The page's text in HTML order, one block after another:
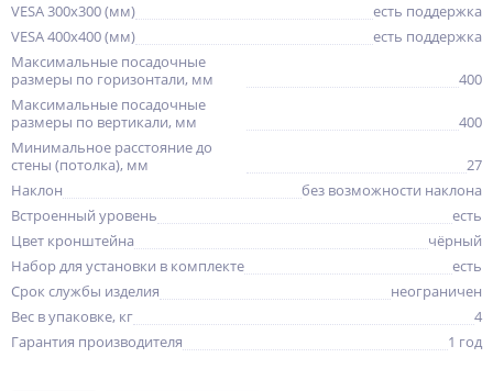
VESA 300x300 (мм)
есть поддержка
VESA 400x400 (мм)
есть поддержка
Максимальные посадочные
размеры по горизонтали, мм
400
Максимальные посадочные
размеры по вертикали, мм
400
Минимальное расстояние до
стены (потолка), мм
27
Наклон
без возможности наклона
Встроенный уровень
есть
Цвет кронштейна
чёрный
Набор для установки в комплекте
есть
Срок службы изделия
неограничен
Вес в упаковке, кг
4
Гарантия производителя
1 год